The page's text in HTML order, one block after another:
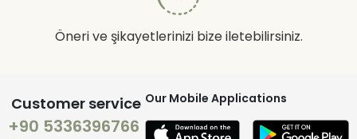
Öneri ve şikayetlerinizi bize iletebilirsiniz.
Customer service
+90 5336396766
Our Mobile Applications